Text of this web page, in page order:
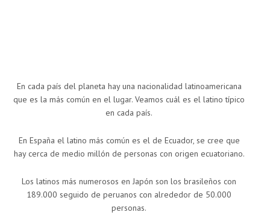
En cada país del planeta hay una nacionalidad latinoamericana
que es la más común en el lugar. Veamos cuál es el latino típico
en cada país.
En España el latino más común es el de Ecuador, se cree que
hay cerca de medio millón de personas con origen ecuatoriano.
Los latinos más numerosos en Japón son los brasileños con
189.000 seguido de peruanos con alrededor de 50.000
personas.